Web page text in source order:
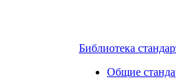
Библиотека
Общие